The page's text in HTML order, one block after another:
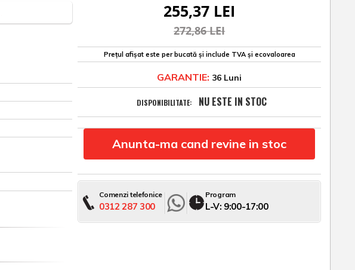
255,37 LEI
272,86 LEI
Prețul afișat este per bucată și include TVA și ecovaloarea
GARANTIE: 36 Luni
DISPONIBILITATE: NU ESTE IN STOC
Anunta-ma cand revine in stoc
Comenzi telefonice
0312 287 300
Program
L-V: 9:00-17:00